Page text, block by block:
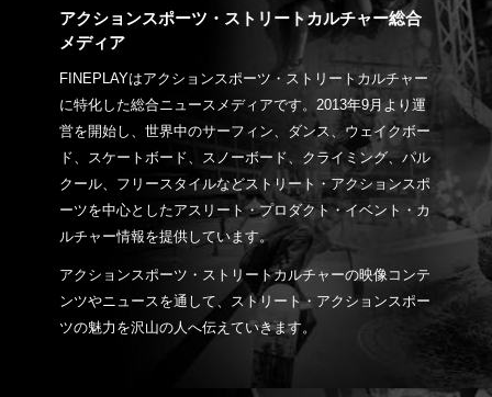
アクションスポーツ・ストリートカルチャー総合
メディア
FINEPLAYはアクションスポーツ・ストリートカルチャー
に特化した総合ニュースメディアです。2013年9月より運
営を開始し、世界中のサーフィン、ダンス、ウェイクボー
ド、スケートボード、スノーボード、クライミング、パル
クール、フリースタイルなどストリート・アクションスポ
ーツを中心としたアスリート・プロダクト・イベント・カ
ルチャー情報を提供しています。
アクションスポーツ・ストリートカルチャーの映像コンテ
ンツやニュースを通して、ストリート・アクションスポー
ツの魅力を沢山の人へ伝えていきます。